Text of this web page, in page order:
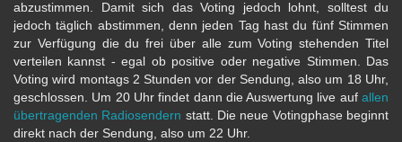
abzustimmen. Damit sich das Voting jedoch lohnt, solltest du
jedoch täglich abstimmen, denn jeden Tag hast du fünf Stimmen
zur Verfügung die du frei über alle zum Voting stehenden Titel
verteilen kannst - egal ob positive oder negative Stimmen. Das
Voting wird montags 2 Stunden vor der Sendung, also um 18 Uhr,
geschlossen. Um 20 Uhr findet dann die Auswertung live auf allen
übertragenden Radiosendern statt. Die neue Votingphase beginnt
direkt nach der Sendung, also um 22 Uhr.